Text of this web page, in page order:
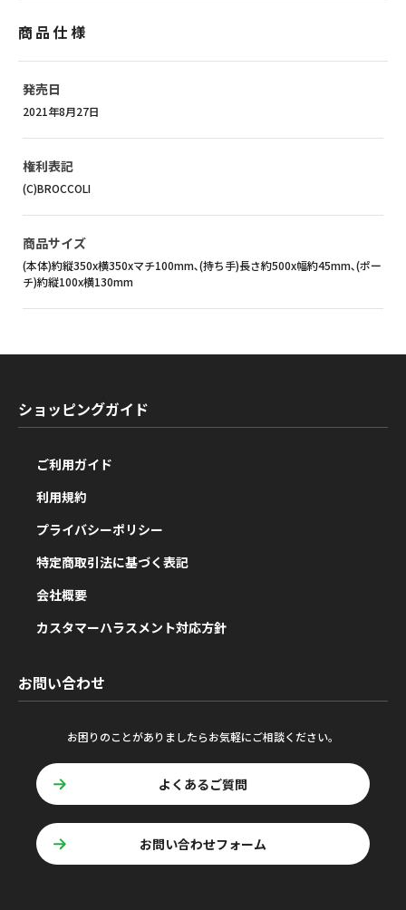
商品仕様
発売日
2021年8月27日
権利表記
(C)BROCCOLI
商品サイズ
(本体)約縦350x横350xマチ100mm､(持ち手)長さ約500x幅約45mm､(ポー
チ)約縦100x横130mm
ショッピングガイド
ご利用ガイド
利用規約
プライバシーポリシー
特定商取引法に基づく表記
会社概要
カスタマーハラスメント対応方針
お問い合わせ
お困りのことがありましたらお気軽にご相談ください。
よくあるご質問
お問い合わせフォーム